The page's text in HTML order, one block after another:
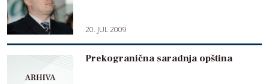
20. JUL 2009
Prekogranična saradnja opština